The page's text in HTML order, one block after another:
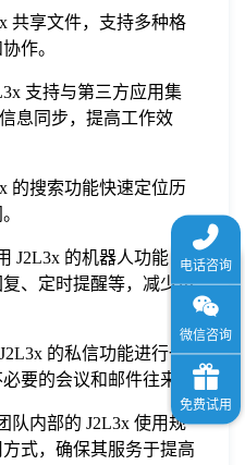
共享文件，支持多种格
作。
支持与第三方应用集
息同步，提高工作效
的搜索功能快速定位历
J2L3x 的机器人功能自
、定时提醒等，减少重
的私信功能进行一
要的会议和邮件往来。
队内部的 J2L3x 使用规
式，确保其服务于提高